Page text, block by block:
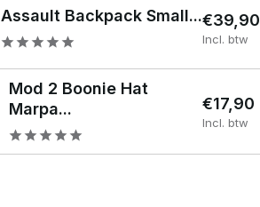
Assault Backpack Small...€39,90
Incl. btw
Mod 2 Boonie Hat
Marpa...
€17,90
Incl. btw